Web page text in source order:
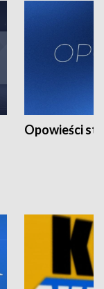
Opowieści